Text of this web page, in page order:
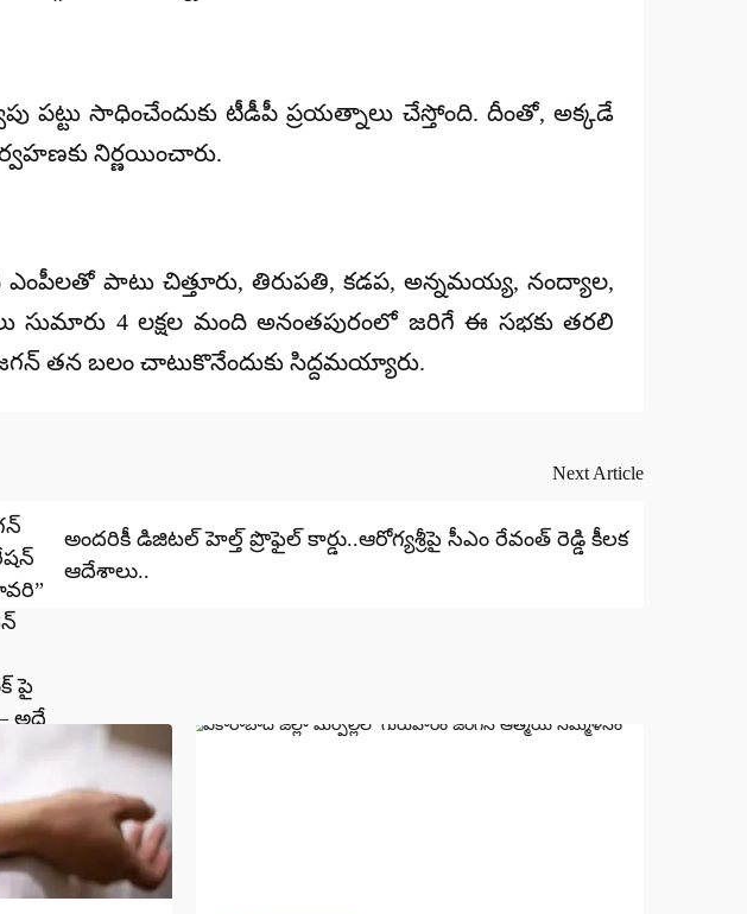
పట్టు సాధించేందుకు టీడీపీ ప్రయత్నాలు చేస్తోంది. దీంతో, అక్కడే
నిర్ణయించారు.
పాటు చిత్తూరు, తిరుపతి, కడప, అన్నమయ్య, నంద్యాల,
సుమారు 4 లక్షల మంది అనంతపురంలో జరిగే ఈ సభకు తరలి
తన బలం చాటుకొనేందుకు సిద్దమయ్యారు.
Next Article
అందరికీ డిజిటల్ హెల్త్ ప్రొఫైల్ కార్డు..ఆరోగ్యశ్రీపై సీఎం రేవంత్ రెడ్డి కీలక
ఆదేశాలు..